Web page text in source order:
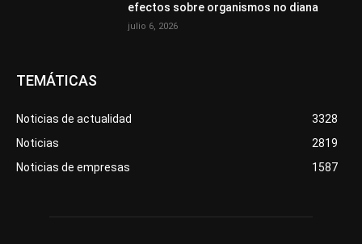
efectos sobre organismos no diana
julio 6, 2026
TEMÁTICAS
Noticias de actualidad
3328
Noticias
2819
Noticias de empresas
1587